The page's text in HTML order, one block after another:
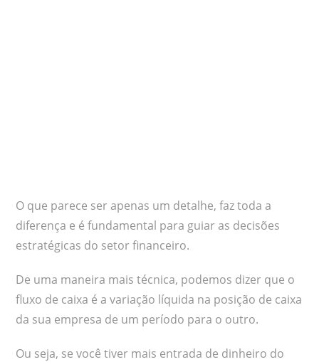
O que parece ser apenas um detalhe, faz toda a
diferença e é fundamental para guiar as decisões
estratégicas do setor financeiro.
De uma maneira mais técnica, podemos dizer que o
fluxo de caixa é a variação líquida na posição de caixa
da sua empresa de um período para o outro.
Ou seja, se você tiver mais entrada de dinheiro do